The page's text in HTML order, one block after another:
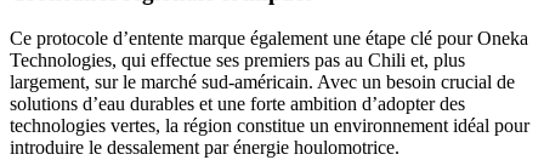
Ce protocole d’entente marque également une étape clé pour Oneka
Technologies, qui effectue ses premiers pas au Chili et, plus
largement, sur le marché sud-américain. Avec un besoin crucial de
solutions d’eau durables et une forte ambition d’adopter des
technologies vertes, la région constitue un environnement idéal pour
introduire le dessalement par énergie houlomotrice.